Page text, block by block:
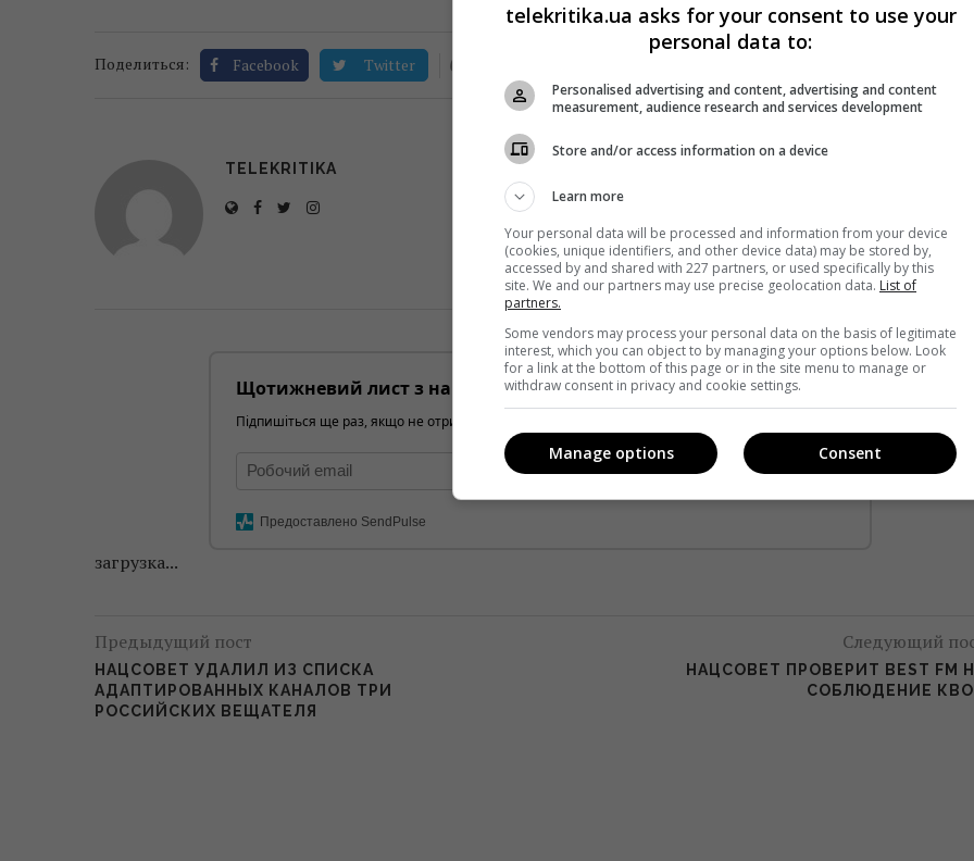
Поделиться: Facebook Twitter 0
TELEKRITIKA
Щотижневий лист з найцікавішим. Пишемо з любов'ю !
Підпишіться ще раз, якщо не отримуєте від нас листи
Підписатись→
Предоставлено SendPulse
загрузка...
Предыдущий пост
НАЦСОВЕТ УДАЛИЛ ИЗ СПИСКА
АДАПТИРОВАННЫХ КАНАЛОВ ТРИ
РОССИЙСКИХ ВЕЩАТЕЛЯ
Следующий
НАЦСОВЕТ ПРОВЕРИТ BEST FM
СОБЛЮДЕНИЕ
telekritika.ua asks for your consent to use your
personal data to:
Personalised advertising and content, advertising and content
measurement, audience research and services development
Store and/or access information on a device
Learn more
Your personal data will be processed and information from your device
(cookies, unique identifiers, and other device data) may be stored by,
accessed by and shared with 227 partners, or used specifically by this
site. We and our partners may use precise geolocation data. List of
partners.
Some vendors may process your personal data on the basis of legitimate
interest, which you can object to by managing your options below. Look
for a link at the bottom of this page or in the site menu to manage or
withdraw consent in privacy and cookie settings.
Consent
Manage options